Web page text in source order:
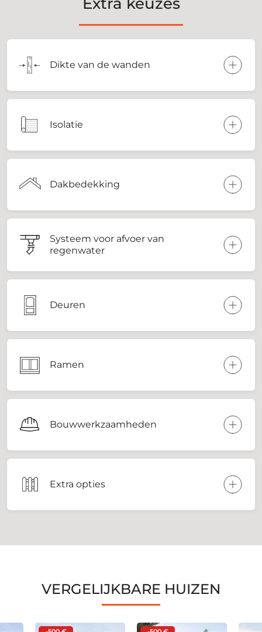
Dikte van de wanden
Isolatie
Dakbedekking
Systeem voor afvoer van
regenwater
Deuren
Ramen
Bouwwerkzaamheden
Extra opties
VERGELIJKBARE HUIZEN